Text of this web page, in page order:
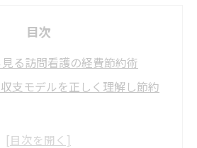
目次
る訪問看護の経費節約術
支モデルを正しく理解し節約
可視化して訪問看護の無駄を発